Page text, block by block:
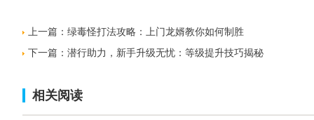
上一篇： 绿毒怪打法攻略：上门龙婿教你如何制胜
下一篇： 潜行助力，新手升级无忧：等级提升技巧揭秘
相关阅读